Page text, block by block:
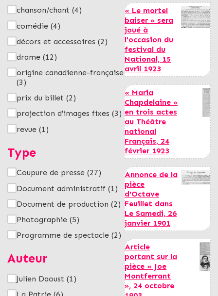
« Le mortel
baiser » sera
joué à
l'occasion du
festival du
National, 15
avril 1923
« Maria
Chapdelaine »
en trois actes
au Théâtre
national
Français, 24
février 1923
Annonce de la
pièce
d'Octave
Feuillet dans
Le Samedi, 26
janvier 1901
Article
portant sur la
pièce « Joe
Montferrant
», 24 octobre
chanson/chant(4)
comédie(4)
décors et accessoires(2)
drame(12)
origine canadienne-française
(3)
prix du billet(2)
projection d'images fixes(3)
revue(1)
Type
Coupure de presse(27)
Document administratif(1)
Document de production(2)
Photographie(5)
Programme de spectacle(2)
Auteur
Julien Daoust(1)